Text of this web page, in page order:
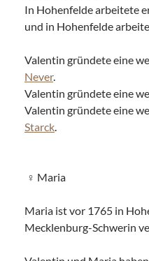
In Hohenfelde arbeitete
und in Hohenfelde
Valentin gründete eine
Never.
Valentin gründete eine
Valentin gründete eine
Starck.
Maria
Maria ist vor 1765 in
Mecklenburg-Schwerin